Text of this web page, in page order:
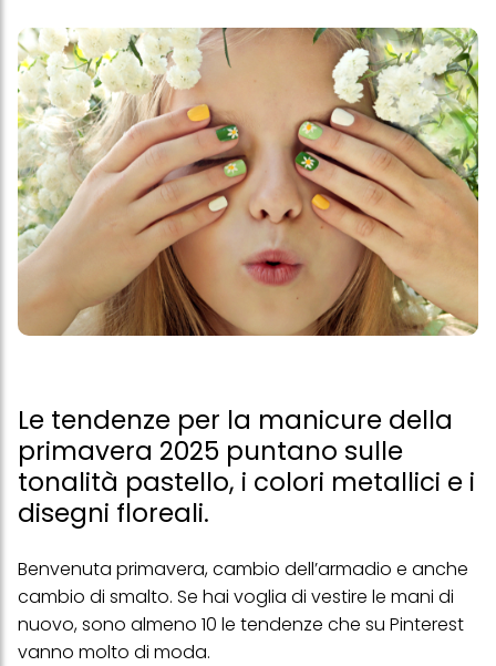
Le tendenze per la manicure della
primavera 2025 puntano sulle
tonalità pastello, i colori metallici e i
disegni floreali.
Benvenuta primavera, cambio dell’armadio e anche
cambio di smalto. Se hai voglia di vestire le mani di
nuovo, sono almeno 10 le tendenze che su Pinterest
vanno molto di moda.